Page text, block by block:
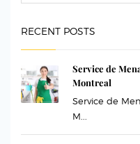
RECENT POSTS
Service de
Montreal
Service de
M...